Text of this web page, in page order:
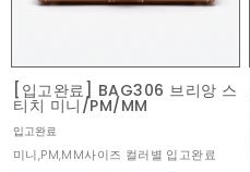
[입고완료] BAG306 브리앙 스
티치 미니/PM/MM
입고완료
미니,PM,MM사이즈 컬러별 입고완료